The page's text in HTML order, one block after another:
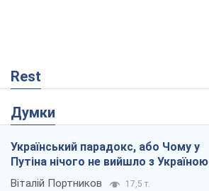
Rest
Думки
Український парадокс, або Чому у
Путіна нічого не вийшло з Україною
Віталій Портников 17,5 т.